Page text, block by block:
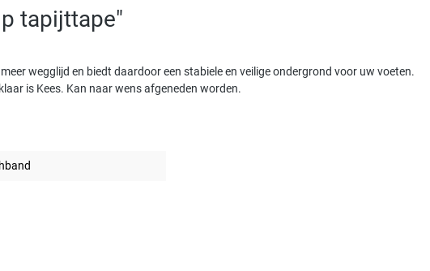
tapijttape"
wegglijd en biedt daardoor een stabiele en veilige ondergrond voor uw voeten.
is Kees. Kan naar wens afgeneden worden.